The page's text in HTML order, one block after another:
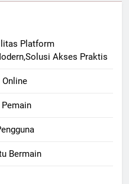
Platform
Akses Praktis
Bermain